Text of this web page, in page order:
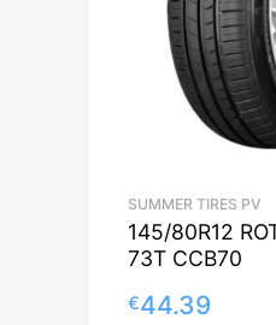
SUMMER TIRES PV
145/80R12
73T CCB70
€44.39